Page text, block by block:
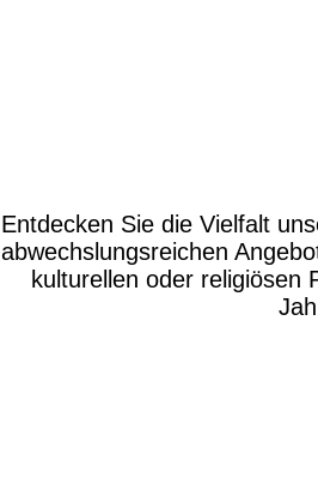
Entdecken Sie die Vielfalt
abwechslungsreichen
kulturellen oder religiösen